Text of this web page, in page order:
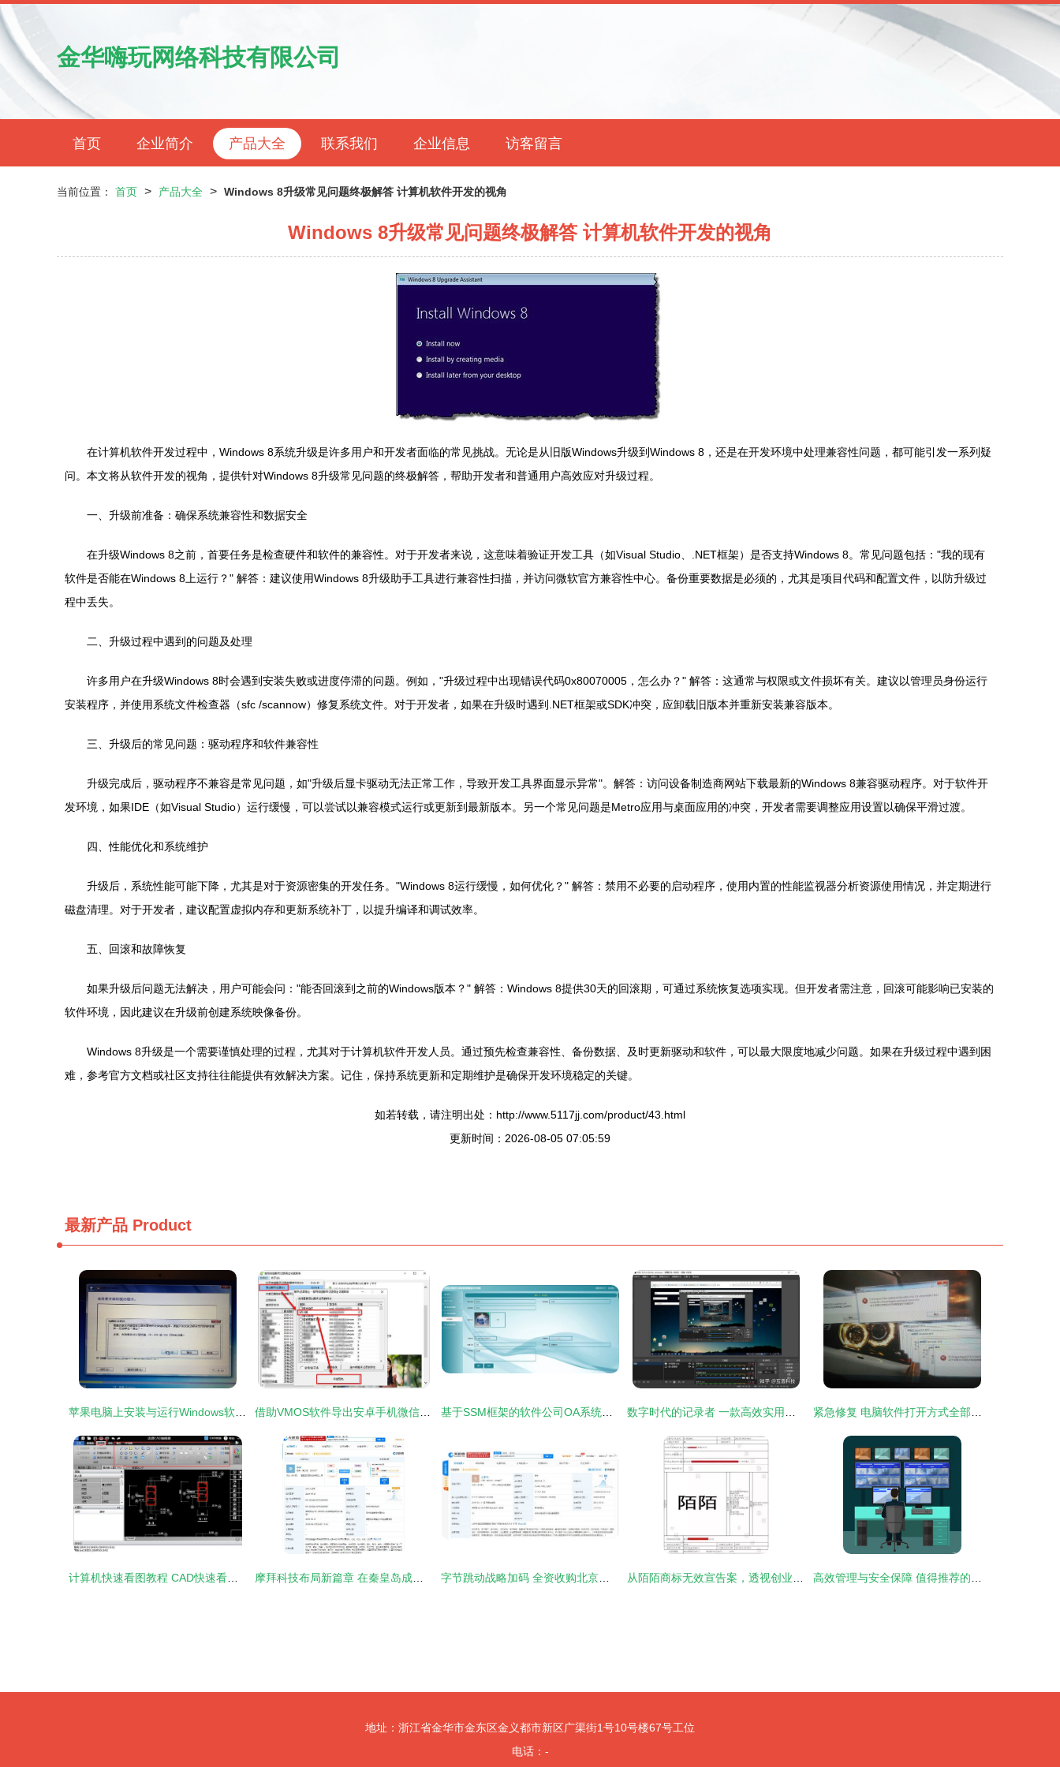
金华嗨玩网络科技有限公司
首页 企业简介 产品大全 联系我们 企业信息 访客留言
当前位置： 首页 > 产品大全 > Windows 8升级常见问题终极解答 计算机软件开发的视角
Windows 8升级常见问题终极解答 计算机软件开发的视角
在计算机软件开发过程中，Windows 8系统升级是许多用户和开发者面临的常见挑战。无论是从旧版Windows升级到Windows 8，还是在开发环境中处理兼容性问题，都可能引发一系列疑
问。本文将从软件开发的视角，提供针对Windows 8升级常见问题的终极解答，帮助开发者和普通用户高效应对升级过程。
一、升级前准备：确保系统兼容性和数据安全
在升级Windows 8之前，首要任务是检查硬件和软件的兼容性。对于开发者来说，这意味着验证开发工具（如Visual Studio、.NET框架）是否支持Windows 8。常见问题包括："我的现有
软件是否能在Windows 8上运行？" 解答：建议使用Windows 8升级助手工具进行兼容性扫描，并访问微软官方兼容性中心。备份重要数据是必须的，尤其是项目代码和配置文件，以防升级过
程中丢失。
二、升级过程中遇到的问题及处理
许多用户在升级Windows 8时会遇到安装失败或进度停滞的问题。例如，"升级过程中出现错误代码0x80070005，怎么办？" 解答：这通常与权限或文件损坏有关。建议以管理员身份运行
安装程序，并使用系统文件检查器（sfc /scannow）修复系统文件。对于开发者，如果在升级时遇到.NET框架或SDK冲突，应卸载旧版本并重新安装兼容版本。
三、升级后的常见问题：驱动程序和软件兼容性
升级完成后，驱动程序不兼容是常见问题，如"升级后显卡驱动无法正常工作，导致开发工具界面显示异常"。解答：访问设备制造商网站下载最新的Windows 8兼容驱动程序。对于软件开
发环境，如果IDE（如Visual Studio）运行缓慢，可以尝试以兼容模式运行或更新到最新版本。另一个常见问题是Metro应用与桌面应用的冲突，开发者需要调整应用设置以确保平滑过渡。
四、性能优化和系统维护
升级后，系统性能可能下降，尤其是对于资源密集的开发任务。"Windows 8运行缓慢，如何优化？" 解答：禁用不必要的启动程序，使用内置的性能监视器分析资源使用情况，并定期进行
磁盘清理。对于开发者，建议配置虚拟内存和更新系统补丁，以提升编译和调试效率。
五、回滚和故障恢复
如果升级后问题无法解决，用户可能会问："能否回滚到之前的Windows版本？" 解答：Windows 8提供30天的回滚期，可通过系统恢复选项实现。但开发者需注意，回滚可能影响已安装的
软件环境，因此建议在升级前创建系统映像备份。
Windows 8升级是一个需要谨慎处理的过程，尤其对于计算机软件开发人员。通过预先检查兼容性、备份数据、及时更新驱动和软件，可以最大限度地减少问题。如果在升级过程中遇到困
难，参考官方文档或社区支持往往能提供有效解决方案。记住，保持系统更新和定期维护是确保开发环境稳定的关键。
如若转载，请注明出处：http://www.5117jj.com/product/43.html
更新时间：2026-08-05 07:05:59
最新产品 Product
地址：浙江省金华市金东区金义都市新区广渠街1号10号楼67号工位
电话：-